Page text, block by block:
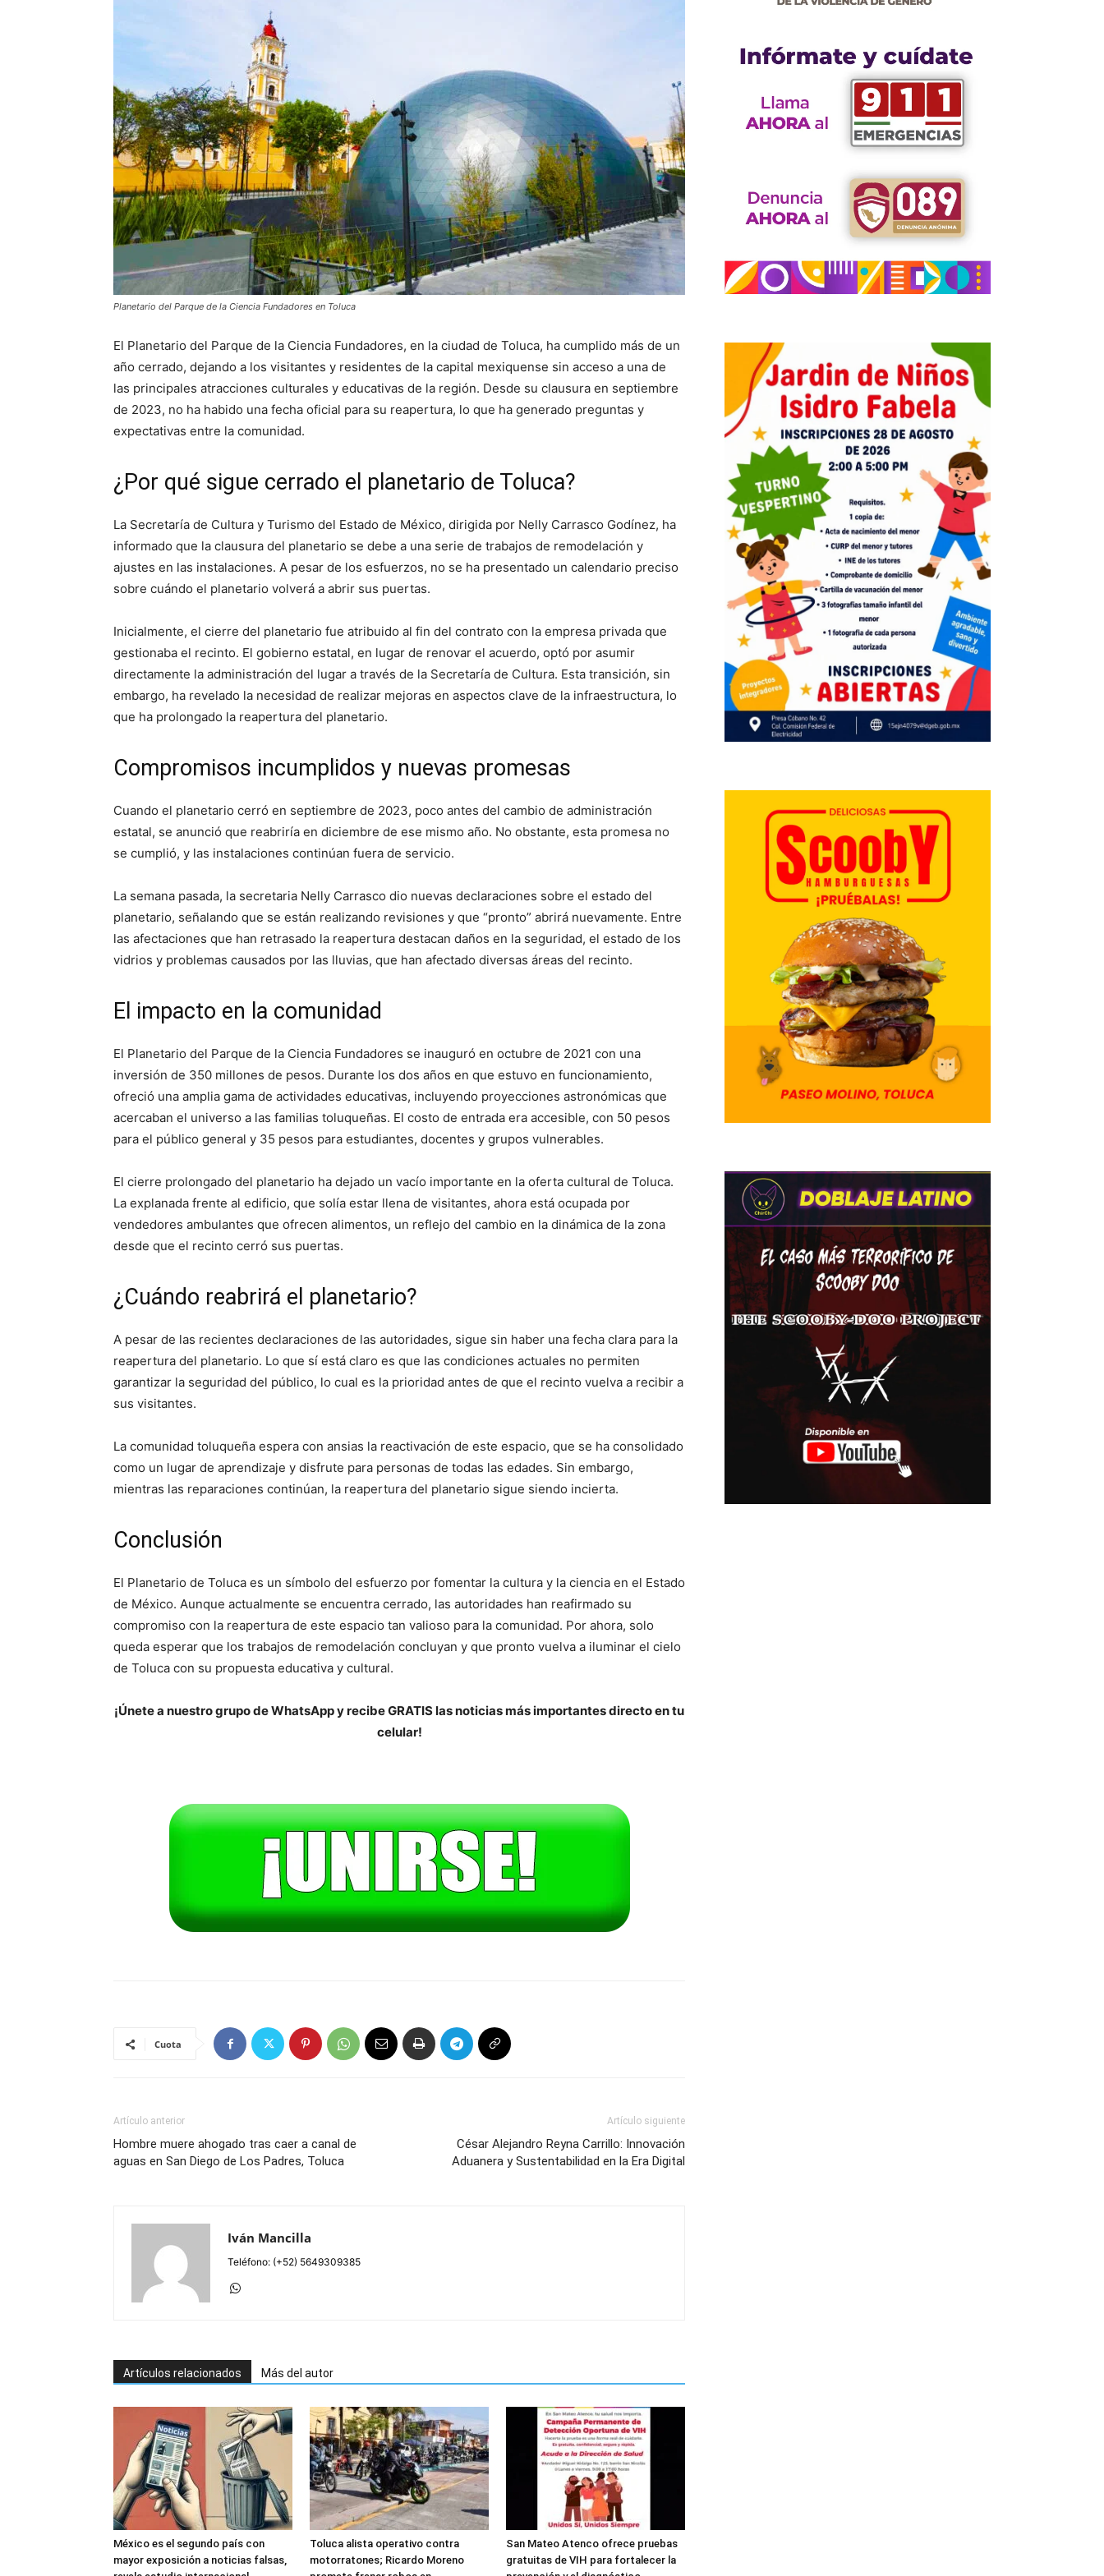
Planetario del Parque de la Ciencia Fundadores en Toluca
El Planetario del Parque de la Ciencia Fundadores, en la ciudad de Toluca, ha cumplido más de un
año cerrado, dejando a los visitantes y residentes de la capital mexiquense sin acceso a una de
las principales atracciones culturales y educativas de la región. Desde su clausura en septiembre
de 2023, no ha habido una fecha oficial para su reapertura, lo que ha generado preguntas y
expectativas entre la comunidad.
¿Por qué sigue cerrado el planetario de Toluca?
La Secretaría de Cultura y Turismo del Estado de México, dirigida por Nelly Carrasco Godínez, ha
informado que la clausura del planetario se debe a una serie de trabajos de remodelación y
ajustes en las instalaciones. A pesar de los esfuerzos, no se ha presentado un calendario preciso
sobre cuándo el planetario volverá a abrir sus puertas.
Inicialmente, el cierre del planetario fue atribuido al fin del contrato con la empresa privada que
gestionaba el recinto. El gobierno estatal, en lugar de renovar el acuerdo, optó por asumir
directamente la administración del lugar a través de la Secretaría de Cultura. Esta transición, sin
embargo, ha revelado la necesidad de realizar mejoras en aspectos clave de la infraestructura, lo
que ha prolongado la reapertura del planetario.
Compromisos incumplidos y nuevas promesas
Cuando el planetario cerró en septiembre de 2023, poco antes del cambio de administración
estatal, se anunció que reabriría en diciembre de ese mismo año. No obstante, esta promesa no
se cumplió, y las instalaciones continúan fuera de servicio.
La semana pasada, la secretaria Nelly Carrasco dio nuevas declaraciones sobre el estado del
planetario, señalando que se están realizando revisiones y que “pronto” abrirá nuevamente. Entre
las afectaciones que han retrasado la reapertura destacan daños en la seguridad, el estado de los
vidrios y problemas causados por las lluvias, que han afectado diversas áreas del recinto.
El impacto en la comunidad
El Planetario del Parque de la Ciencia Fundadores se inauguró en octubre de 2021 con una
inversión de 350 millones de pesos. Durante los dos años en que estuvo en funcionamiento,
ofreció una amplia gama de actividades educativas, incluyendo proyecciones astronómicas que
acercaban el universo a las familias toluqueñas. El costo de entrada era accesible, con 50 pesos
para el público general y 35 pesos para estudiantes, docentes y grupos vulnerables.
El cierre prolongado del planetario ha dejado un vacío importante en la oferta cultural de Toluca.
La explanada frente al edificio, que solía estar llena de visitantes, ahora está ocupada por
vendedores ambulantes que ofrecen alimentos, un reflejo del cambio en la dinámica de la zona
desde que el recinto cerró sus puertas.
¿Cuándo reabrirá el planetario?
A pesar de las recientes declaraciones de las autoridades, sigue sin haber una fecha clara para la
reapertura del planetario. Lo que sí está claro es que las condiciones actuales no permiten
garantizar la seguridad del público, lo cual es la prioridad antes de que el recinto vuelva a recibir a
sus visitantes.
La comunidad toluqueña espera con ansias la reactivación de este espacio, que se ha consolidado
como un lugar de aprendizaje y disfrute para personas de todas las edades. Sin embargo,
mientras las reparaciones continúan, la reapertura del planetario sigue siendo incierta.
Conclusión
El Planetario de Toluca es un símbolo del esfuerzo por fomentar la cultura y la ciencia en el Estado
de México. Aunque actualmente se encuentra cerrado, las autoridades han reafirmado su
compromiso con la reapertura de este espacio tan valioso para la comunidad. Por ahora, solo
queda esperar que los trabajos de remodelación concluyan y que pronto vuelva a iluminar el cielo
de Toluca con su propuesta educativa y cultural.
¡Únete a nuestro grupo de WhatsApp y recibe GRATIS las noticias más importantes directo en tu
celular!
Cuota
Artículo anterior
Hombre muere ahogado tras caer a canal de
aguas en San Diego de Los Padres, Toluca
Artículo siguiente
César Alejandro Reyna Carrillo: Innovación
Aduanera y Sustentabilidad en la Era Digital
Iván Mancilla
Teléfono: (+52) 5649309385
Artículos relacionados Más del autor
México es el segundo país con
mayor exposición a noticias falsas,
Toluca alista operativo contra
motorratones; Ricardo Moreno
San Mateo Atenco ofrece pruebas
gratuitas de VIH para fortalecer la